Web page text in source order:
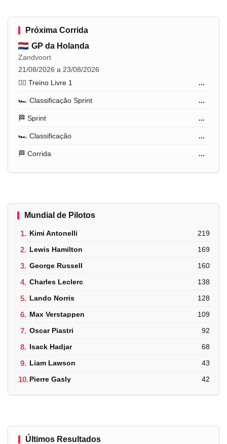
Próxima Corrida
GP da Holanda
Zandvoort
21/08/2026 a 23/08/2026
🏋️‍♂️ Treino Livre 1
...
🏎️ Classificação Sprint ...
🏁 Sprint ...
🏎️ Classificação ...
🏁 Corrida ...
Mundial de Pilotos
1. Kimi Antonelli 219
2. Lewis Hamilton 169
3. George Russell 160
4. Charles Leclerc 138
5. Lando Norris 128
6. Max Verstappen 109
7. Oscar Piastri 92
8. Isack Hadjar 68
9. Liam Lawson 43
10.Pierre Gasly 42
Últimos Resultados